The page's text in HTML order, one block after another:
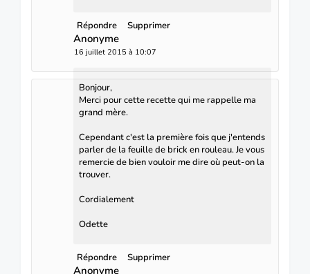
Répondre Supprimer
Anonyme
16 juillet 2015 à 10:07
Bonjour,
Merci pour cette recette qui me rappelle ma
grand mère.
Cependant c'est la première fois que j'entends
parler de la feuille de brick en rouleau. Je vous
remercie de bien vouloir me dire où peut-on la
trouver.
Cordialement
Odette
Répondre Supprimer
Anonyme